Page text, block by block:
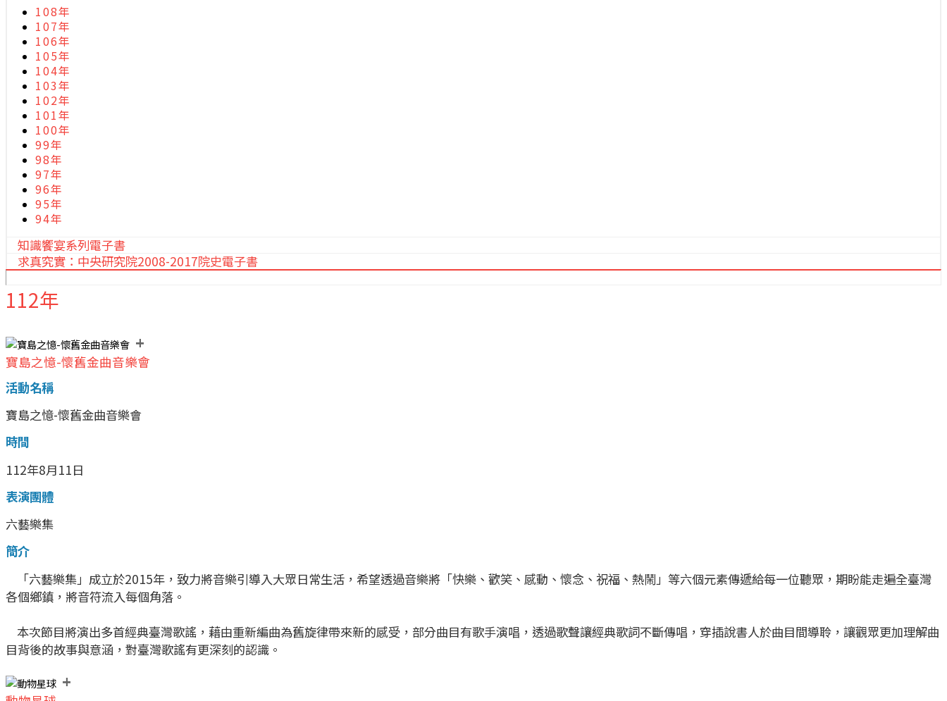
108年
107年
106年
105年
104年
103年
102年
101年
100年
99年
98年
97年
96年
95年
94年
知識饗宴系列電子書
求真究實：中央研究院2008-2017院史電子書
112年
+
寶島之憶-懷舊金曲音樂會
活動名稱
寶島之憶-懷舊金曲音樂會
時間
112年8月11日
表演團體
六藝樂集
簡介
「六藝樂集」成立於2015年，致力將音樂引導入大眾日常生活，希望透過音樂將「快樂、歡笑、感動、懷念、祝福、熱鬧」等六個元素傳遞給每一位聽眾，期盼能走遍全臺灣
各個鄉鎮，將音符流入每個角落。
本次節目將演出多首經典臺灣歌謠，藉由重新編曲為舊旋律帶來新的感受，部分曲目有歌手演唱，透過歌聲讓經典歌詞不斷傳唱，穿插說書人於曲目間導聆，讓觀眾更加理解曲
目背後的故事與意涵，對臺灣歌謠有更深刻的認識。
+